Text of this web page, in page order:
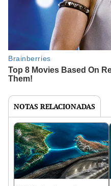
NOTAS RELACIONADAS